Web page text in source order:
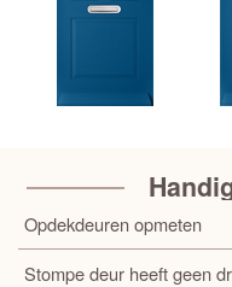
Opdekdeuren opmeten
Stompe deur heeft geen